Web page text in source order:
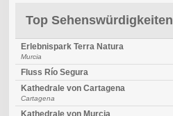
Top Sehenswürdigkeiten
Erlebnispark Terra Natura
Murcia
Fluss Río Segura
Kathedrale von Cartagena
Cartagena
Kathedrale von Murcia